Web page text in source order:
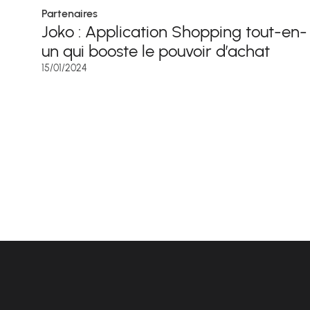
Partenaires
Joko : Application Shopping tout-en-
un qui booste le pouvoir d’achat
15/01/2024